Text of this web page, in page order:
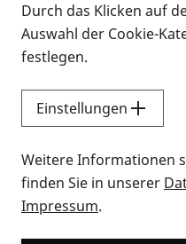
Infomaterial
Vorlesen
Sie
Durch das Klicken auf
Auswahl der Cookie-
festlegen.
Einstellungen
Weitere Informationen
finden Sie in unserer
Impressum.